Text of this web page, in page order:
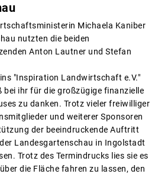
Michaela Kaniber
nutzten die beiden
Anton Lautner und Stefan
"Inspiration Landwirtschaft e.V."
bei ihr für die großzügige finanzielle
zu danken. Trotz vieler freiwilliger
und weiterer Sponsoren
der beeindruckende Auftritt
Landesgartenschau in Ingolstadt
Trotz des Termindrucks lies sie es
die Fläche fahren zu lassen, den